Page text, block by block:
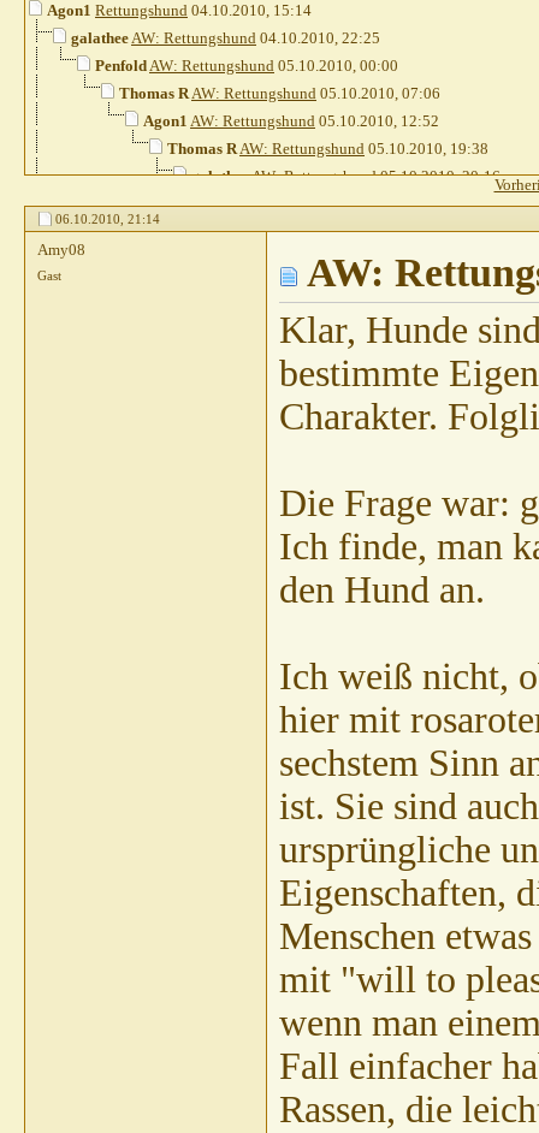
Agon1 Rettungshund 04.10.2010, 15:14
galatheeAW: Rettungshund 04.10.2010, 22:25
PenfoldAW: Rettungshund 05.10.2010, 00:00
Thomas RAW: Rettungshund 05.10.2010, 07:06
Agon1 AW: Rettungshund 05.10.2010, 12:52
Thomas RAW: Rettungshund 05.10.2010, 19:38
galatheeAW: Rettungshund05.10.2010,20:16
Divus07AW: Rettungshund05.10.2010,20:46
Thomas RAW: Rettungshund05.10.2010,
AW: Rettungshund 05.10.2010,
AW: Rettungshund 05.10.2010,20:43
baerbel.baumann
AW: Rettungshund
Thomas RAW: Rettungshund06.10.2010,
ChappyxxsAW: Rettungshund
Gast AW: Rettungshund
Thomas RAW:
AW:
Thomas R
Weitere
06.10.2010,09:13
AW: Rettungshund 06.10.2010,
06.10.2010, 21:14
Amy08
Gast AW:
Klar, Hunde
bestimmte
Charakter.
Die Frage war:
Ich finde, man
den Hund an.
Ich weiß nicht,
hier mit
sechstem Sinn
ist. Sie sind
ursprüngliche
Eigenschaften,
Menschen
mit "will to
wenn man
Fall einfacher
Rassen, die